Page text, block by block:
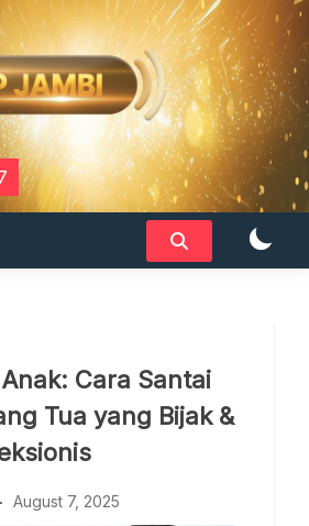
Cara Santai
Tua yang Bijak &
August 7, 2025